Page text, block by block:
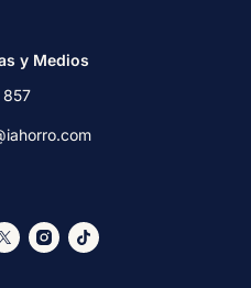
y Medios
Facebook
canal de Youtube
a nuestro X
Ir a nuestro Instagram
Ir a nuestro TikTok